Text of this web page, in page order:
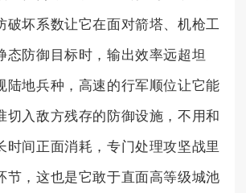
破坏系数让它在面对箭塔、机枪工
态防御目标时，输出效率远超坦
陆地兵种，高速的行军顺位让它能
切入敌方残存的防御设施，不用和
时间正面消耗，专门处理攻坚战里
节，这也是它敢于直面高等级城池